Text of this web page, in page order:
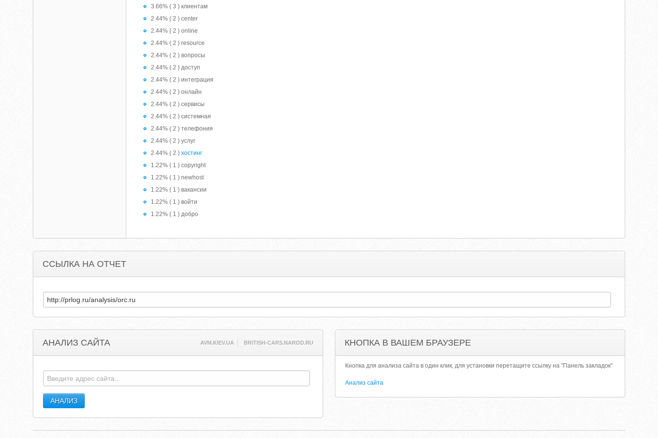
3.66% ( 3 ) клиентам
2.44% ( 2 ) center
2.44% ( 2 ) online
2.44% ( 2 ) resource
2.44% ( 2 ) вопросы
2.44% ( 2 ) доступ
2.44% ( 2 ) интеграция
2.44% ( 2 ) онлайн
2.44% ( 2 ) сервисы
2.44% ( 2 ) системная
2.44% ( 2 ) телефония
2.44% ( 2 ) услуг
2.44% ( 2 )хостинг
1.22% ( 1 ) copyright
1.22% ( 1 ) newhost
1.22% ( 1 ) вакансии
1.22% ( 1 ) войти
1.22% ( 1 ) добро
ССЫЛКА НА ОТЧЕТ
АНАЛИЗ САЙТА AVM.KIEV.UA BRITISH-CARS.NAROD.RU КНОПКА В ВАШЕМ БРАУЗЕРЕ
Кнопка для анализа сайта в один клик, для установки перетащите ссылку на "Панель закладок"
Анализ сайта